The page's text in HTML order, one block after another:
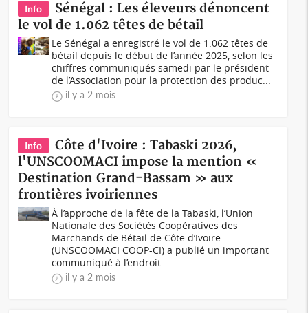
Info
Sénégal : Les éleveurs dénoncent
le vol de 1.062 têtes de bétail
Le Sénégal a enregistré le vol de 1.062 têtes de
bétail depuis le début de l’année 2025, selon les
chiffres communiqués samedi par le président
de l’Association pour la protection des produc...
il y a 2 mois
Info
Côte d'Ivoire : Tabaski 2026,
l'UNSCOOMACI impose la mention «
Destination Grand-Bassam » aux
frontières ivoiriennes
À l’approche de la fête de la Tabaski, l’Union
Nationale des Sociétés Coopératives des
Marchands de Bétail de Côte d’Ivoire
(UNSCOOMACI COOP-CI) a publié un important
communiqué à l’endroit...
il y a 2 mois